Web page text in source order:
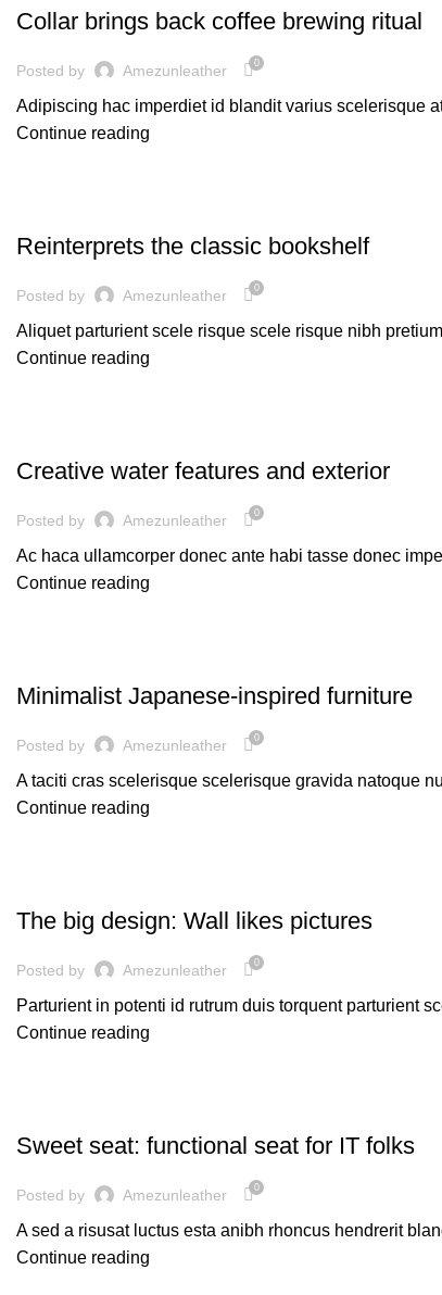
Collar brings back coffee brewing ritual
Posted by Amezunleather 0
Adipiscing hac imperdiet id blandit varius scelerisque
Continue reading
Reinterprets the classic bookshelf
Posted by Amezunleather 0
Aliquet parturient scele risque scele risque nibh
Continue reading
Creative water features and exterior
Posted by Amezunleather 0
Ac haca ullamcorper donec ante habi tasse donec
Continue reading
Minimalist Japanese-inspired furniture
Posted by Amezunleather 0
A taciti cras scelerisque scelerisque gravida natoque
Continue reading
The big design: Wall likes pictures
Posted by Amezunleather 0
Parturient in potenti id rutrum duis torquent parturient
Continue reading
Sweet seat: functional seat for IT folks
Posted by Amezunleather 0
A sed a risusat luctus esta anibh rhoncus hendrerit
Continue reading